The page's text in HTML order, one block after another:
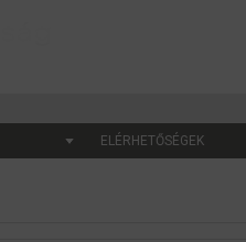
ELÉRHETŐSÉGEK